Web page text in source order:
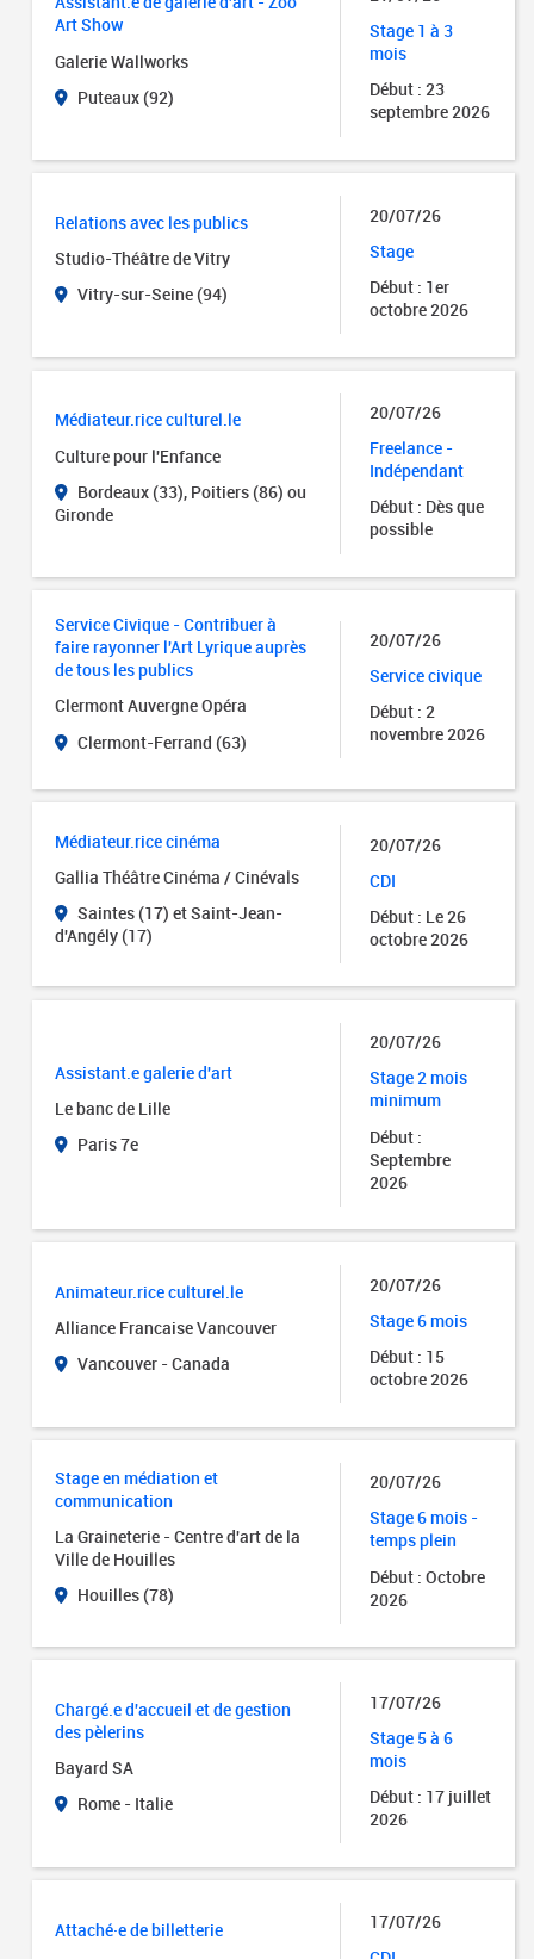
Art Show
Galerie Wallworks
Puteaux (92)
Stage 1 à 3
mois
Début : 23
septembre 2026
Relations avec les publics
Studio-Théâtre de Vitry
Vitry-sur-Seine (94)
20/07/26
Stage
Début : 1er
octobre 2026
Médiateur.rice culturel.le
Culture pour l'Enfance
Bordeaux (33), Poitiers (86) ou
Gironde
20/07/26
Freelance -
Indépendant
Début : Dès que
possible
Service Civique - Contribuer à
faire rayonner l'Art Lyrique auprès
de tous les publics
Clermont Auvergne Opéra
Clermont-Ferrand (63)
20/07/26
Service civique
Début : 2
novembre 2026
Médiateur.rice cinéma
Gallia Théâtre Cinéma / Cinévals
Saintes (17) et Saint-Jean-
d'Angély (17)
20/07/26
CDI
Début : Le 26
octobre 2026
Assistant.e galerie d'art
Le banc de Lille
Paris 7e
20/07/26
Stage 2 mois
minimum
Début :
Septembre
2026
Animateur.rice culturel.le
Alliance Francaise Vancouver
Vancouver - Canada
20/07/26
Stage 6 mois
Début : 15
octobre 2026
Stage en médiation et
communication
La Graineterie - Centre d'art de la
Ville de Houilles
Houilles (78)
20/07/26
Stage 6 mois -
temps plein
Début : Octobre
2026
Chargé.e d'accueil et de gestion
des pèlerins
Bayard SA
Rome - Italie
17/07/26
Stage 5 à 6
mois
Début : 17 juillet
2026
Attaché·e de billetterie
17/07/26